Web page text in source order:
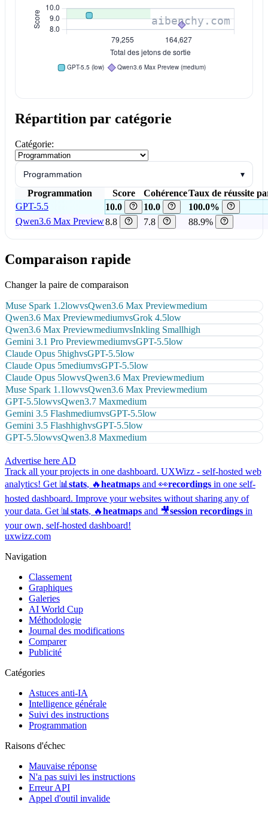
Répartition par catégorie
Catégorie:
Programmation ▾
Programmation Score CohérenceTaux de réussite
GPT-5.5
10.0 10.0
100.0%
Qwen3.6 Max Preview8.8 7.8 88.9%
Comparaison rapide
Changer la paire de comparaison
Muse Spark 1.2lowvsQwen3.6 Max Previewmedium
Qwen3.6 Max PreviewmediumvsGrok 4.5low
Qwen3.6 Max PreviewmediumvsInkling Smallhigh
Gemini 3.1 Pro PreviewmediumvsGPT-5.5low
Claude Opus 5highvsGPT-5.5low
Claude Opus 5mediumvsGPT-5.5low
Claude Opus 5lowvsQwen3.6 Max Previewmedium
Muse Spark 1.1lowvsQwen3.6 Max Previewmedium
GPT-5.5lowvsQwen3.7 Maxmedium
Gemini 3.5 FlashmediumvsGPT-5.5low
Gemini 3.5 FlashhighvsGPT-5.5low
GPT-5.5lowvsQwen3.8 Maxmedium
Advertise here AD
Track all your projects in one dashboard. UXWizz - self-hosted web
analytics! Get 📊 stats, 🔥heatmaps and 👀recordings in one self-
hosted dashboard. Improve your websites without sharing any of
your data. Get 📊 stats, 🔥heatmaps and 🎥session recordings in
your own, self-hosted dashboard!
uxwizz.com
Navigation
Classement
Graphiques
Galeries
AI World Cup
Méthodologie
Journal des modifications
Comparer
Publicité
Catégories
Astuces anti-IA
Intelligence générale
Suivi des instructions
Programmation
Raisons d'échec
Mauvaise réponse
N'a pas suivi les instructions
Erreur API
Appel d'outil invalide